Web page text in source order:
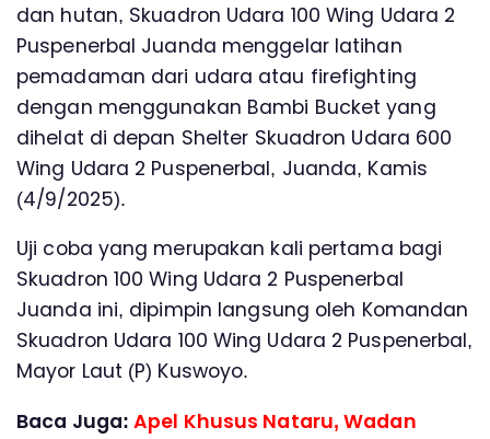
dan hutan, Skuadron Udara 100 Wing Udara 2
Puspenerbal Juanda menggelar latihan
pemadaman dari udara atau firefighting
dengan menggunakan Bambi Bucket yang
dihelat di depan Shelter Skuadron Udara 600
Wing Udara 2 Puspenerbal, Juanda, Kamis
(4/9/2025).
Uji coba yang merupakan kali pertama bagi
Skuadron 100 Wing Udara 2 Puspenerbal
Juanda ini, dipimpin langsung oleh Komandan
Skuadron Udara 100 Wing Udara 2 Puspenerbal,
Mayor Laut (P) Kuswoyo.
Baca Juga:Apel Khusus Nataru, Wadan